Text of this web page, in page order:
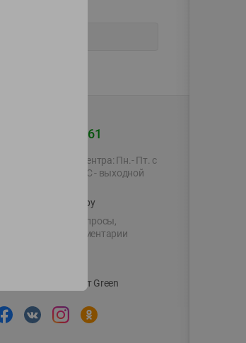
+375 44 560-60-61
Время работы Call-центра: Пн.- Пт. с
09.00 до 17.00, СБ, ВС - выходной
shop@green-market.by
Пишите нам свои вопросы,
предложения и комментарии
Корпоративный сайт Green